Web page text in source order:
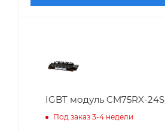
IGBT модуль CM75RX-24S
Под заказ 3-4 недели